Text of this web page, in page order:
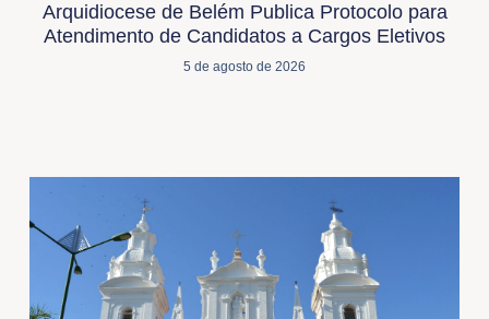
Arquidiocese de Belém Publica Protocolo para
Atendimento de Candidatos a Cargos Eletivos
5 de agosto de 2026